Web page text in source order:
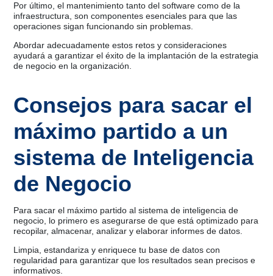
Por último, el mantenimiento tanto del software como de la
infraestructura, son componentes esenciales para que las
operaciones sigan funcionando sin problemas.
Abordar adecuadamente estos retos y consideraciones
ayudará a garantizar el éxito de la implantación de la estrategia
de negocio en la organización.
Consejos para sacar el
máximo partido a un
sistema de Inteligencia
de Negocio
Para sacar el máximo partido al sistema de inteligencia de
negocio, lo primero es asegurarse de que está optimizado para
recopilar, almacenar, analizar y elaborar informes de datos.
Limpia, estandariza y enriquece tu base de datos con
regularidad para garantizar que los resultados sean precisos e
informativos.